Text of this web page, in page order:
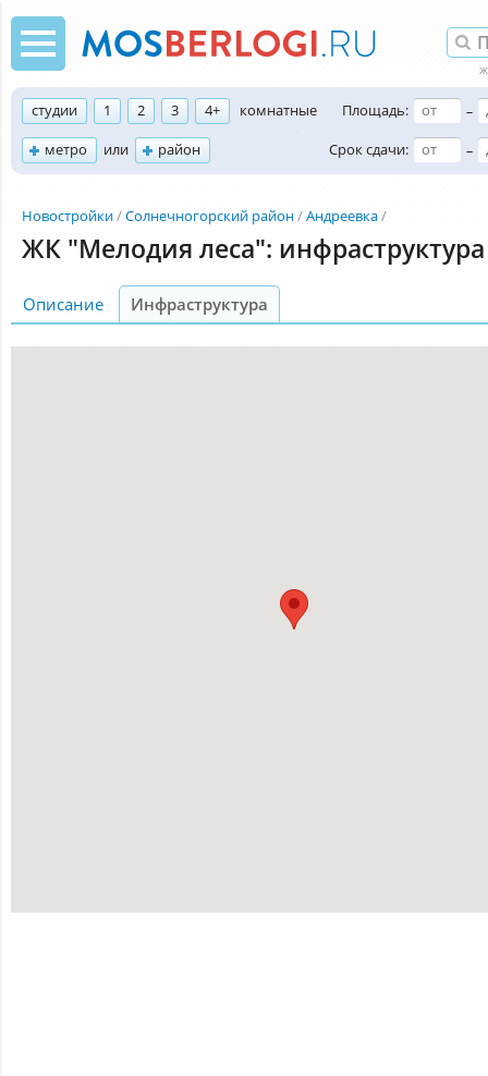
студии 1 2 3 4+
комнатные
метро
или район
Площадь:
–
Срок сдачи:
–
Новостройки Солнечногорский район Андреевка
ЖК "Мелодия леса": инфраструктура
Описание Инфраструктура